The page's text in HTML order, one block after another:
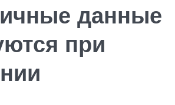
данные
при